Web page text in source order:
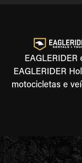
EAGLERIDER
motocicletas e